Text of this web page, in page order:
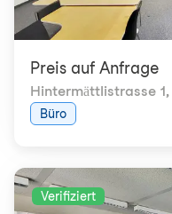
Preis auf Anfrage
Hintermättlistrasse 1,
Büro
Verifiziert